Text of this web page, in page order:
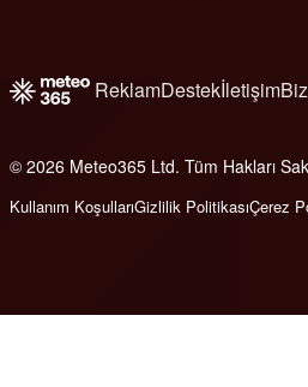
ReklamDestekİletişim
© 2026 Meteo365 Ltd. Tüm Hakları
Kullanım KoşullarıGizlilik PolitikasıÇerez